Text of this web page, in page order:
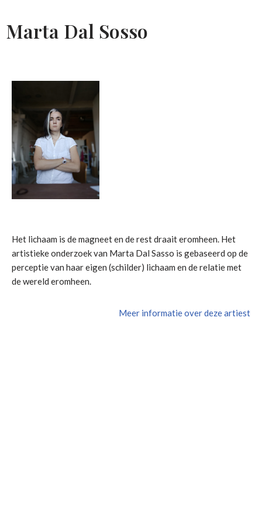
Marta Dal Sosso
Het lichaam is de magneet en de rest draait eromheen. Het
artistieke onderzoek van Marta Dal Sasso is gebaseerd op de
perceptie van haar eigen (schilder) lichaam en de relatie met
de wereld eromheen.
Meer informatie over deze artiest